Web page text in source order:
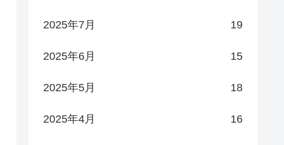
2025年7月 19
2025年6月 15
2025年5月 18
2025年4月 16